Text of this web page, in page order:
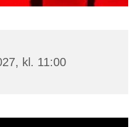
kl. 11:00